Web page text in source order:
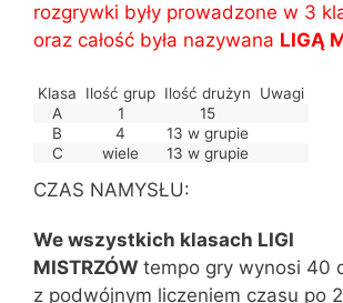
rozgrywki były prowadzone w 3
oraz całość była nazywana LIGĄ
Klasa Ilość grup Ilość drużyn
Uwagi
A
1
15
B
4
13 w grupie
C
wiele 13 w grupie
CZAS NAMYSŁU:
We wszystkich klasach LIGI
MISTRZÓW tempo gry wynosi 40
z podwójnym liczeniem czasu po